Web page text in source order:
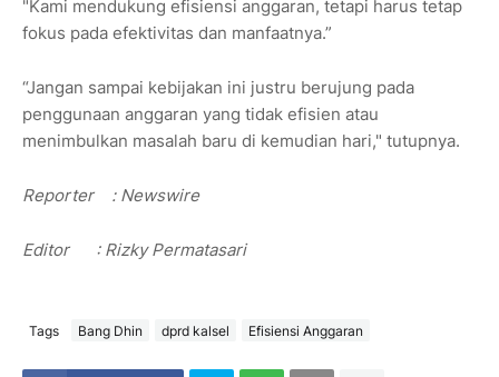
"Kami mendukung efisiensi anggaran, tetapi harus tetap
fokus pada efektivitas dan manfaatnya.”
“Jangan sampai kebijakan ini justru berujung pada
penggunaan anggaran yang tidak efisien atau
menimbulkan masalah baru di kemudian hari," tutupnya.
Reporter : Newswire
Editor : Rizky Permatasari
Tags Bang Dhin dprd kalsel Efisiensi Anggaran